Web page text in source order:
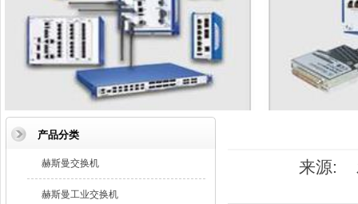
来源:
产品分类
赫斯曼交换机
赫斯曼工业交换机